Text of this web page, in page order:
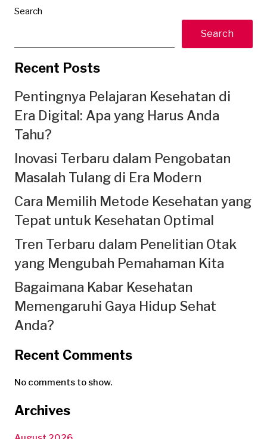
Search
Search
Recent Posts
Pentingnya Pelajaran Kesehatan di
Era Digital: Apa yang Harus Anda
Tahu?
Inovasi Terbaru dalam Pengobatan
Masalah Tulang di Era Modern
Cara Memilih Metode Kesehatan yang
Tepat untuk Kesehatan Optimal
Tren Terbaru dalam Penelitian Otak
yang Mengubah Pemahaman Kita
Bagaimana Kabar Kesehatan
Memengaruhi Gaya Hidup Sehat
Anda?
Recent Comments
No comments to show.
Archives